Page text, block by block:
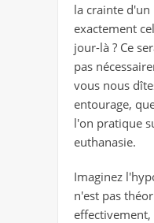
la crainte
exactement
jour-là ? Ce
pas
vous nous
entourage,
l'on pratique
euthanasie.
Imaginez
n'est pas